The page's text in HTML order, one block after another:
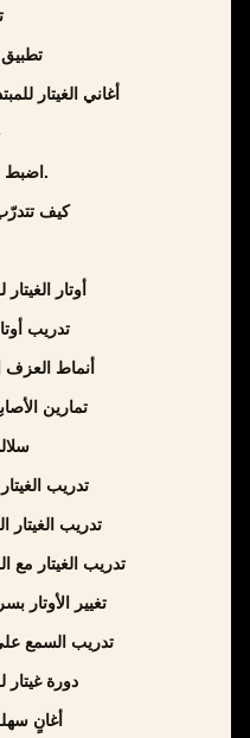
تطبيق
أغاني الغيتار
اضبط الغيتار أولاً. كل شيء بعد ذلك أسهل.
كيف
أوتار
تدريب
أنماط
تمارين
تدريب
تدريب
تدريب الغيتار
تغيير
تدريب السمع
دورة
أغانٍ